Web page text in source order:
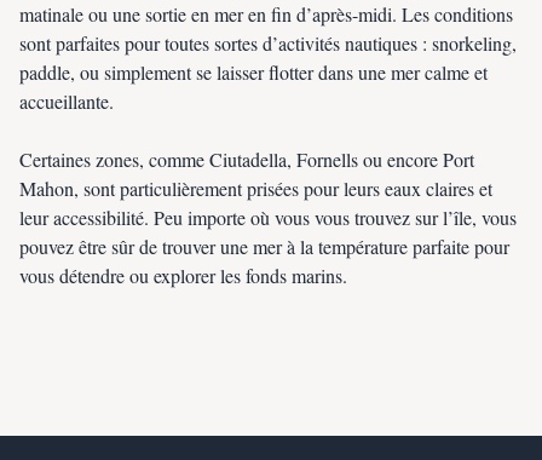
matinale ou une sortie en mer en fin d’après-midi. Les conditions
sont parfaites pour toutes sortes d’activités nautiques : snorkeling,
paddle, ou simplement se laisser flotter dans une mer calme et
accueillante.
Certaines zones, comme Ciutadella, Fornells ou encore Port
Mahon, sont particulièrement prisées pour leurs eaux claires et
leur accessibilité. Peu importe où vous vous trouvez sur l’île, vous
pouvez être sûr de trouver une mer à la température parfaite pour
vous détendre ou explorer les fonds marins.